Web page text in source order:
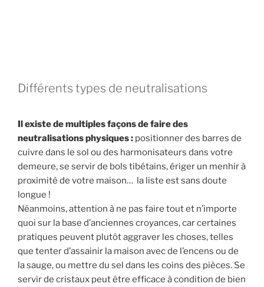
Différents types de neutralisations
Il existe de multiples façons de faire des
neutralisations physiques : positionner des barres de
cuivre dans le sol ou des harmonisateurs dans votre
demeure, se servir de bols tibétains, ériger un menhir à
proximité de votre maison… la liste est sans doute
longue !
Néanmoins, attention à ne pas faire tout et n’importe
quoi sur la base d’anciennes croyances, car certaines
pratiques peuvent plutôt aggraver les choses, telles
que tenter d’assainir la maison avec de l’encens ou de
la sauge, ou mettre du sel dans les coins des pièces. Se
servir de cristaux peut être efficace à condition de bien